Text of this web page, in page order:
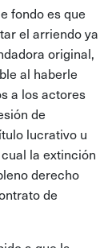
fondo es que
el arriendo ya
original,
al haberle
a los actores
de
lucrativo u
la extinción
derecho
de